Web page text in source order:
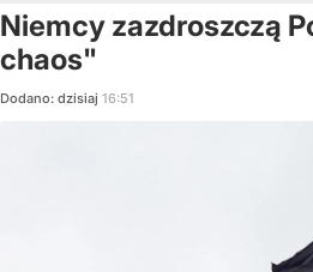
Niemcy zazdroszczą
chaos"
Dodano: dzisiaj 16:51